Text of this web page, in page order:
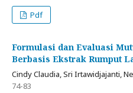
Pdf
Formulasi dan Evaluasi
Berbasis Ekstrak Rumput
Cindy Claudia, Sri Irtawidjajanti,
74-83